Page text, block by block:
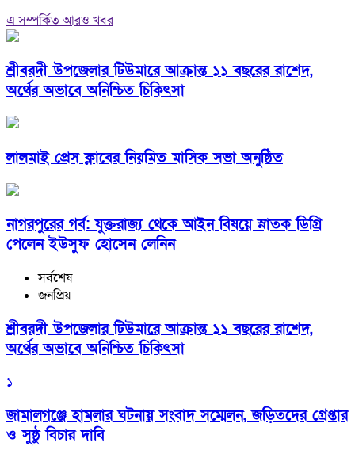
এ সম্পর্কিত আরও খবর
শ্রীবরদী উপজেলার টিউমারে আক্রান্ত ১১ বছরের রাশেদ,
অর্থের অভাবে অনিশ্চিত চিকিৎসা
লালমাই প্রেস ক্লাবের নিয়মিত মাসিক সভা অনুষ্ঠিত
নাগরপুরের গর্ব: যুক্তরাজ্য থেকে আইন বিষয়ে স্নাতক ডিগ্রি
পেলেন ইউসুফ হোসেন লেনিন
সর্বশেষ
জনপ্রিয়
শ্রীবরদী উপজেলার টিউমারে আক্রান্ত ১১ বছরের রাশেদ,
অর্থের অভাবে অনিশ্চিত চিকিৎসা
১
জামালগঞ্জে হামলার ঘটনায় সংবাদ সম্মেলন, জড়িতদের গ্রেপ্তার
ও সুষ্ঠু বিচার দাবি